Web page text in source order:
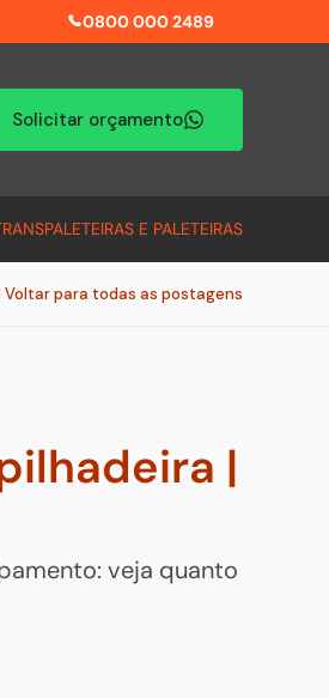
0800 000 2489
Solicitar orçamento
E PALETEIRAS
Voltar para todas as postagens
|
veja quanto